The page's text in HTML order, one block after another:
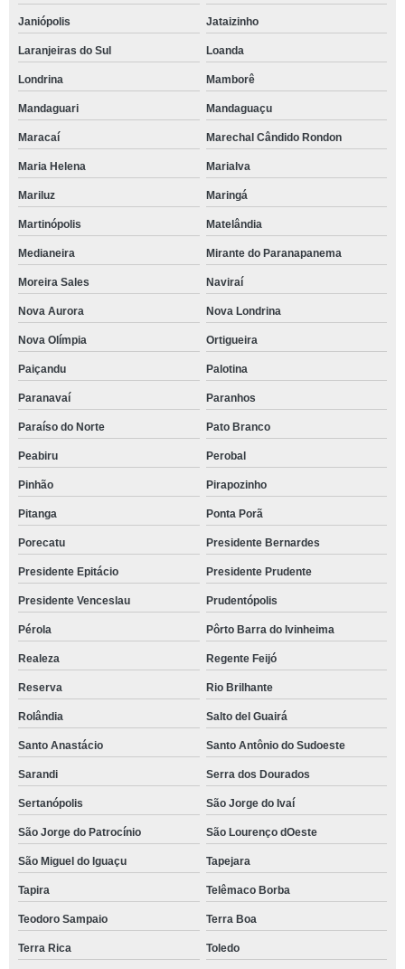
Janiópolis Jataizinho
Laranjeiras do Sul Loanda
Londrina Mamborê
Mandaguari Mandaguaçu
Maracaí Marechal Cândido Rondon
Maria Helena Marialva
Mariluz Maringá
Martinópolis Matelândia
Medianeira Mirante do Paranapanema
Moreira Sales Naviraí
Nova Aurora Nova Londrina
Nova Olímpia Ortigueira
Paiçandu Palotina
Paranavaí Paranhos
Paraíso do Norte Pato Branco
Peabiru Perobal
Pinhão Pirapozinho
Pitanga Ponta Porã
Porecatu Presidente Bernardes
Presidente Epitácio Presidente Prudente
Presidente Venceslau Prudentópolis
Pérola Pôrto Barra do Ivinheima
Realeza Regente Feijó
Reserva Rio Brilhante
Rolândia Salto del Guairá
Santo Anastácio Santo Antônio do Sudoeste
Sarandi Serra dos Dourados
Sertanópolis São Jorge do Ivaí
São Jorge do Patrocínio São Lourenço dOeste
São Miguel do Iguaçu Tapejara
Tapira Telêmaco Borba
Teodoro Sampaio Terra Boa
Terra Rica Toledo